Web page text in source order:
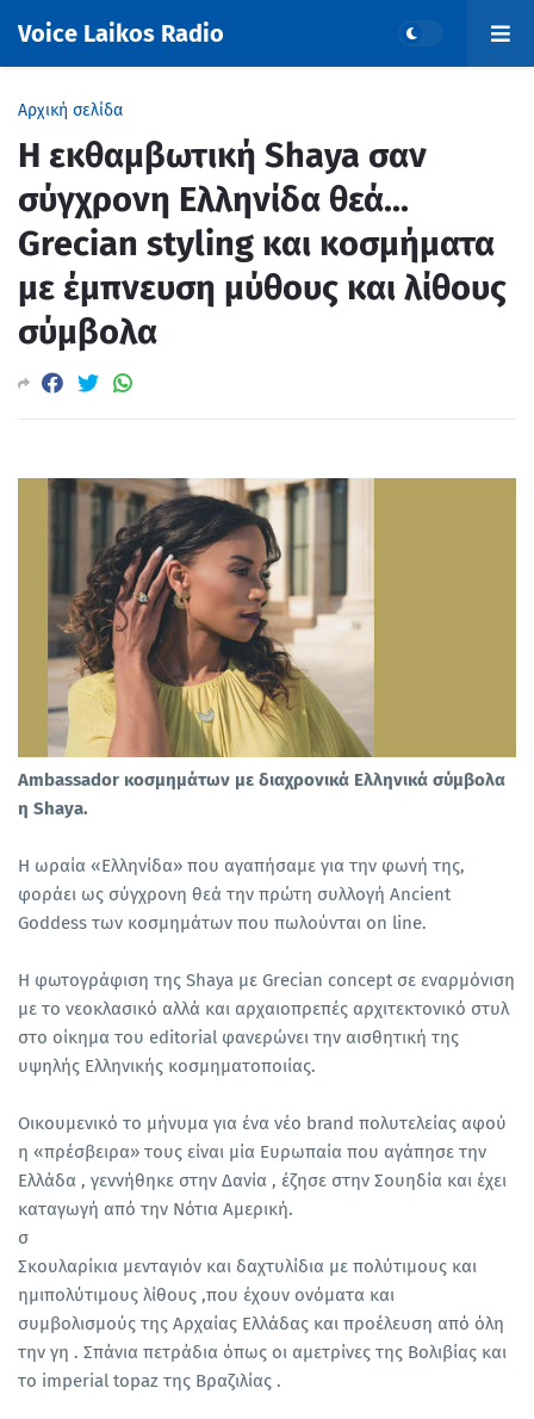
Voice Laikos Radio
Αρχική σελίδα
Η εκθαμβωτική Shaya σαν
σύγχρονη Ελληνίδα θεά...
Grecian styling και κοσμήματα
με έμπνευση μύθους και λίθους
σύμβολα
Ambassador κοσμημάτων με διαχρονικά Ελληνικά σύμβολα
η Shaya.
H ωραία «Ελληνίδα» που αγαπήσαμε για την φωνή της,
φοράει ως σύγχρονη θεά την πρώτη συλλογή Ancient
Goddess των κοσμημάτων που πωλούνται on line.
Η φωτογράφιση της Shaya με Grecian concept σε εναρμόνιση
με το νεοκλασικό αλλά και αρχαιοπρεπές αρχιτεκτονικό στυλ
στο οίκημα του editorial φανερώνει την αισθητική της
υψηλής Ελληνικής κοσμηματοποιίας.
Οικουμενικό το μήνυμα για ένα νέο brand πολυτελείας αφού
η «πρέσβειρα» τους είναι μία Ευρωπαία που αγάπησε την
Ελλάδα , γεννήθηκε στην Δανία , έζησε στην Σουηδία και έχει
καταγωγή από την Νότια Αμερική.
σ
Σκουλαρίκια μενταγιόν και δαχτυλίδια με πολύτιμους και
ημιπολύτιμους λίθους ,που έχουν ονόματα και
συμβολισμούς της Αρχαίας Ελλάδας και προέλευση από όλη
την γη . Σπάνια πετράδια όπως οι αμετρίνες της Βολιβίας και
το imperial topaz της Βραζιλίας .